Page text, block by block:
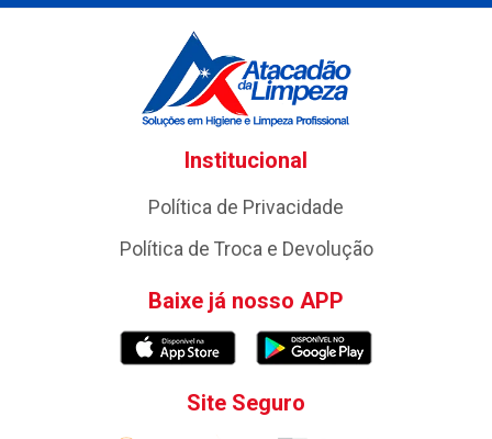
Institucional
Política de Privacidade
Política de Troca e Devolução
Baixe já nosso APP
Site Seguro